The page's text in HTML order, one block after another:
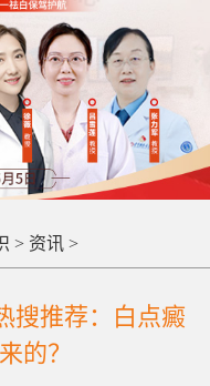
> 资讯 >
搜推荐：白点癜
的？